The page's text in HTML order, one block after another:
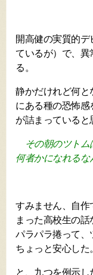
開高健の実質的
ているが）で、
る。
静かだけれど何と
にある種の恐怖
が詰まっていると
その朝のツトム
何者かになれるな
すみません、自作
まった高校生の
パラパラ捲って、
ちょっと安心した
と、九つを例示